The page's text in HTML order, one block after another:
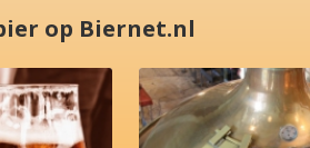
op Biernet.nl